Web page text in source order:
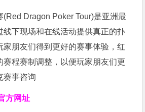
​(Red Dragon Poker Tour)是亚洲最
线下现场和在线活动提供真正的扑
家朋友们得到更好的赛事体验，红
赛程赛制调整，以便玩家朋友们更
赛事咨询
方网址